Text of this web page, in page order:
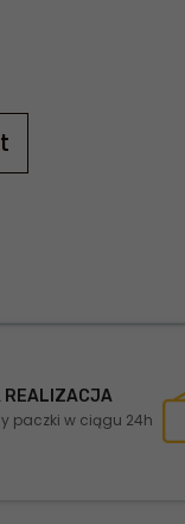
REALIZACJA
paczki w ciągu 24h